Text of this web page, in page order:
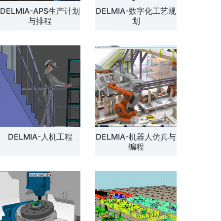
方案
DELMIA-APS生产计划
与排程
DELMIA-数字化工艺规
划
DELMIA-人机工程
DELMIA-机器人仿真与
编程